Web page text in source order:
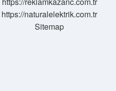
https://naturalelektrik.com.tr
Sitemap